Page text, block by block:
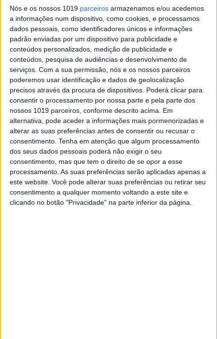
Nós e os nossos 1019 parceiros armazenamos e/ou acedemos
a informações num dispositivo, como cookies, e processamos
dados pessoais, como identificadores únicos e informações
padrão enviadas por um dispositivo para publicidade e
conteúdos personalizados, medição de publicidade e
conteúdos, pesquisa de audiências e desenvolvimento de
serviços. Com a sua permissão, nós e os nossos parceiros
poderemos usar identificação e dados de geolocalização
precisos através da procura de dispositivos. Poderá clicar para
consentir o processamento por nossa parte e pela parte dos
nossos 1019 parceiros, conforme descrito acima. Em
alternativa, pode aceder a informações mais pormenorizadas e
alterar as suas preferências antes de consentir ou recusar o
consentimento. Tenha em atenção que algum processamento
dos seus dados pessoais poderá não exigir o seu
consentimento, mas que tem o direito de se opor a esse
processamento. As suas preferências serão aplicadas apenas a
este website. Você pode alterar suas preferências ou retirar seu
consentimento a qualquer momento voltando a este site e
clicando no botão "Privacidade" na parte inferior da página.
SITES DO GRUPO TRUST IN NEWS
Visão Holofote
Caras Caras Decoração
Exame Exame Informática
Jornal de Letras Telenovelas
Visão Júnior TV Mais
Visão +